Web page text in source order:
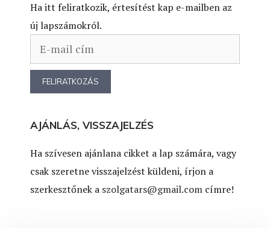
Ha itt feliratkozik, értesítést kap e-mailben az
új lapszámokról.
AJÁNLÁS, VISSZAJELZÉS
Ha szívesen ajánlana cikket a lap számára, vagy
csak szeretne visszajelzést küldeni, írjon a
szerkesztőnek a szolgatars@gmail.com címre!